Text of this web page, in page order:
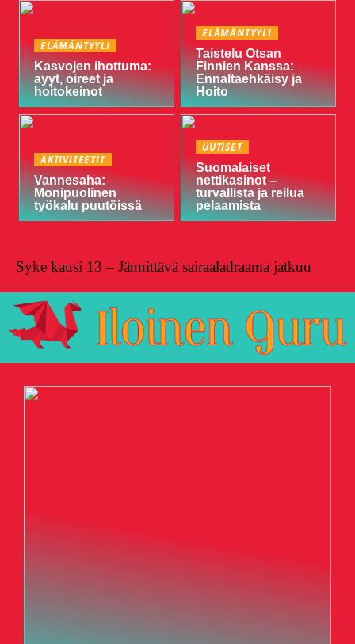
ELÄMÄNTYYLI
Kasvojen ihottuma:
ayyt, oireet ja
hoitokeinot
ELÄMÄNTYYLI
Taistelu Otsan
Finnien Kanssa:
Ennaltaehkäisy ja
Hoito
AKTIVITEETIT
Vannesaha:
Monipuolinen
työkalu puutöissä
UUTISET
Suomalaiset
nettikasinot –
turvallista ja reilua
pelaamista
Syke kausi 13 – Jännittävä sairaaladraama jatkuu